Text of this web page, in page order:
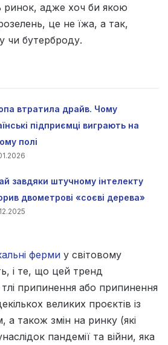
адже хоч би якою
це не їжа, а так,
чи бутерброду.
втратила драйв. Чому
підприємці виграють на
полі
завдяки штучному інтелекту
двометрові «соєві дерева»
ферми у світовому
і те, що цей тренд
тлі припинення або припинення
великих проєктів із
а також змін на ринку (які
пандемії та війни, яка